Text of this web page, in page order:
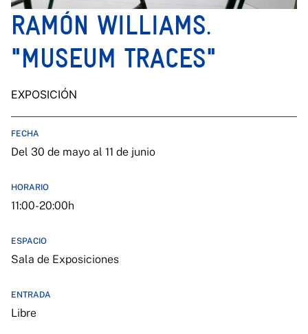
RAMÓN WILLIAMS.
"MUSEUM TRACES"
EXPOSICIÓN
FECHA
Del 30 de mayo al 11 de junio
HORARIO
11:00-20:00h
ESPACIO
Sala de Exposiciones
ENTRADA
Libre